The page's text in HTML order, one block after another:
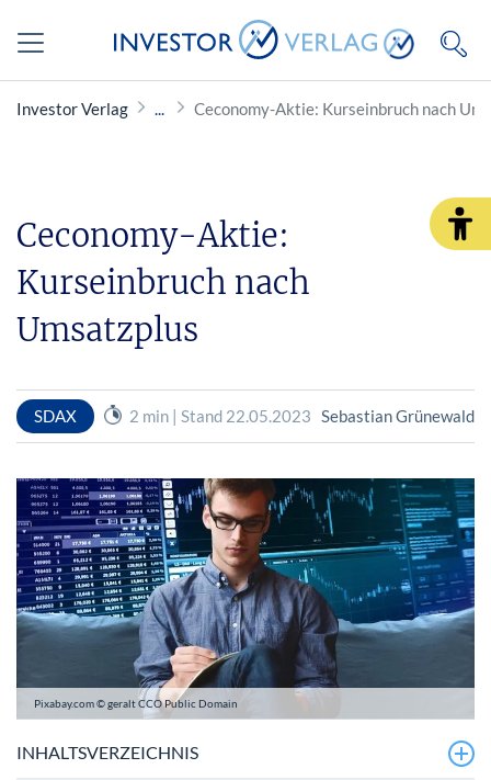
Investor Verlag Ceconomy-Aktie: Kurseinbruch nach
Ceconomy-Aktie:
Kurseinbruch nach
Umsatzplus
SDAX 2 min | Stand 22.05.2023 Sebastian Grünewald
Pixabay.com © geralt CCO Public Domain
INHALTSVERZEICHNIS